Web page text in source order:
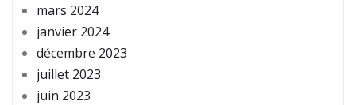
mars 2024
janvier 2024
décembre 2023
juillet 2023
juin 2023